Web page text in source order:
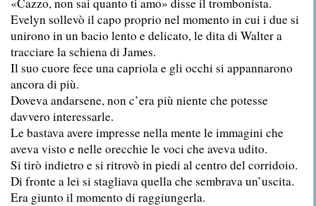
Evelyn sollevò il capo proprio nel momento in cui i due si
unirono in un bacio lento e delicato, le dita di Walter a
tracciare la schiena di James.
Il suo cuore fece una capriola e gli occhi si appannarono
ancora di più.
Doveva andarsene, non c’era più niente che potesse
davvero interessarle.
Le bastava avere impresse nella mente le immagini che
aveva visto e nelle orecchie le voci che aveva udito.
Si tirò indietro e si ritrovò in piedi al centro del corridoio.
Di fronte a lei si stagliava quella che sembrava un’uscita.
Era giunto il momento di raggiungerla.